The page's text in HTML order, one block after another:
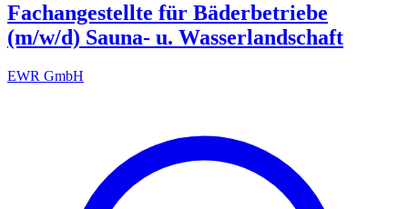
Fachangestellte für Bäderbetriebe
(m/w/d) Sauna- u. Wasserlandschaft
EWR GmbH